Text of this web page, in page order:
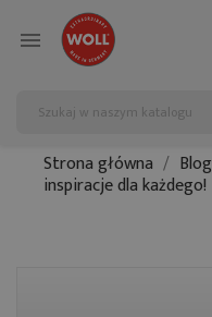

Strona główna Blog
inspiracje dla każdego!